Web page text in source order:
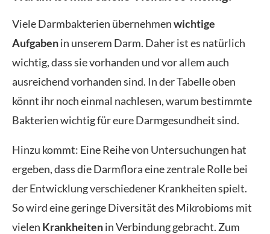
Viele Darmbakterien übernehmenwichtige
Aufgabenin unserem Darm. Daher ist es natürlich
wichtig, dass sie vorhanden und vor allem auch
ausreichend vorhanden sind. In der Tabelle oben
könnt ihr noch einmal nachlesen, warum bestimmte
Bakterien wichtig für eure Darmgesundheit sind.
Hinzu kommt: Eine Reihe von Untersuchungen hat
ergeben, dass die Darmflora eine zentrale Rolle bei
der Entwicklung verschiedener Krankheiten spielt.
So wird eine geringe Diversität des Mikrobioms mit
vielen Krankheitenin Verbindung gebracht. Zum